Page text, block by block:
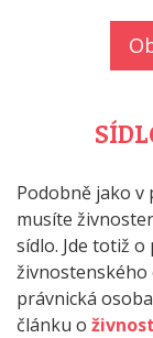
Podobně jako v
musíte
sídlo. Jde totiž
právnická
článku o